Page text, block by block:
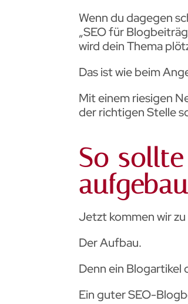
Wenn du dagegen
„SEO für
wird dein Thema
Das ist wie beim
Mit einem riesigen
der richtigen Stelle
So
Jetzt kommen wir
Der Aufbau.
Denn ein Blogartikel
Ein guter SEO-